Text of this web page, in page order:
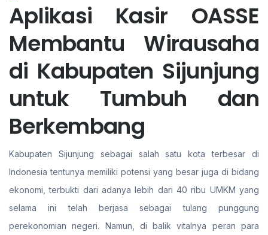
Aplikasi Kasir OASSE
Membantu Wirausaha
di Kabupaten Sijunjung
untuk Tumbuh dan
Berkembang
Kabupaten Sijunjung sebagai salah satu kota terbesar di
Indonesia tentunya memiliki potensi yang besar juga di bidang
ekonomi, terbukti dari adanya lebih dari 40 ribu UMKM yang
selama ini telah berjasa sebagai tulang punggung
perekonomian negeri. Namun, di balik vitalnya peran para